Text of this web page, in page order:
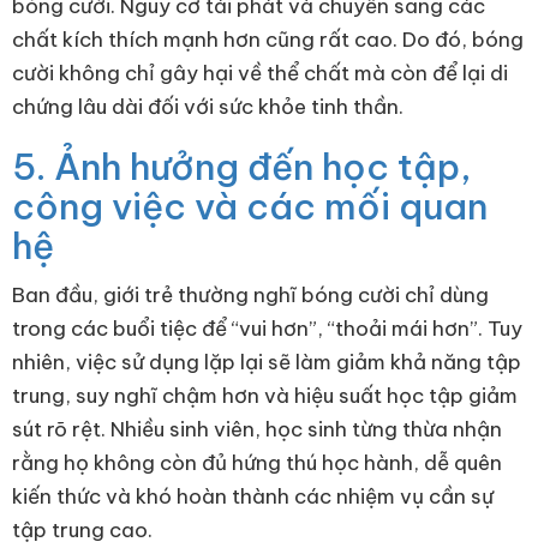
bóng cười. Nguy cơ tái phát và chuyển sang các
chất kích thích mạnh hơn cũng rất cao. Do đó, bóng
cười không chỉ gây hại về thể chất mà còn để lại di
chứng lâu dài đối với sức khỏe tinh thần.
5. Ảnh hưởng đến học tập,
công việc và các mối quan
hệ
Ban đầu, giới trẻ thường nghĩ bóng cười chỉ dùng
trong các buổi tiệc để “vui hơn”, “thoải mái hơn”. Tuy
nhiên, việc sử dụng lặp lại sẽ làm giảm khả năng tập
trung, suy nghĩ chậm hơn và hiệu suất học tập giảm
sút rõ rệt. Nhiều sinh viên, học sinh từng thừa nhận
rằng họ không còn đủ hứng thú học hành, dễ quên
kiến thức và khó hoàn thành các nhiệm vụ cần sự
tập trung cao.